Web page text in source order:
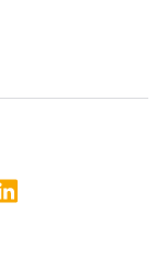
idéale pour
et efficacité.
ou pour